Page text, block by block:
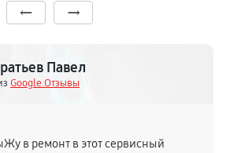
Павел
Google.Отзывы
в ремонт в этот сервисный